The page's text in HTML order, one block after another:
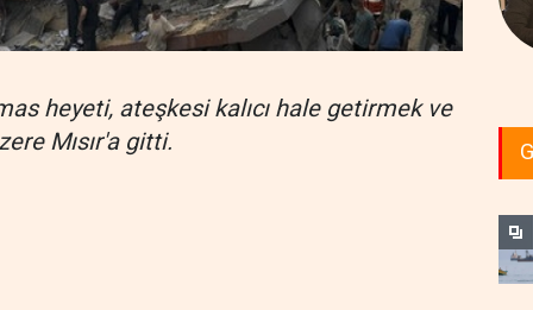
heyeti, ateşkesi kalıcı hale getirmek ve
Mısır'a gitti.